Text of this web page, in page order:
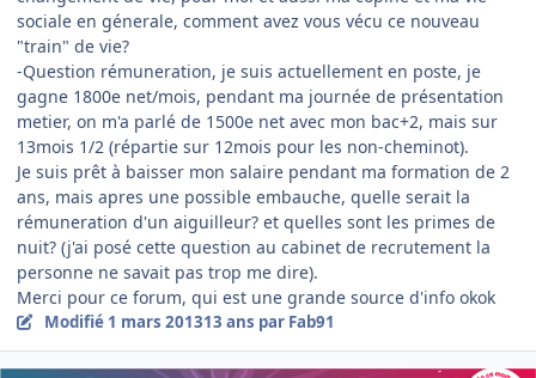
sociale en génerale, comment avez vous vécu ce nouveau
"train" de vie?
-Question rémuneration, je suis actuellement en poste, je
gagne 1800e net/mois, pendant ma journée de présentation
metier, on m'a parlé de 1500e net avec mon bac+2, mais sur
13mois 1/2 (répartie sur 12mois pour les non-cheminot).
Je suis prêt à baisser mon salaire pendant ma formation de 2
ans, mais apres une possible embauche, quelle serait la
rémuneration d'un aiguilleur? et quelles sont les primes de
nuit? (j'ai posé cette question au cabinet de recrutement la
personne ne savait pas trop me dire).
Merci pour ce forum, qui est une grande source d'info okok
Modifié 1 mars 201313 ans par Fab91